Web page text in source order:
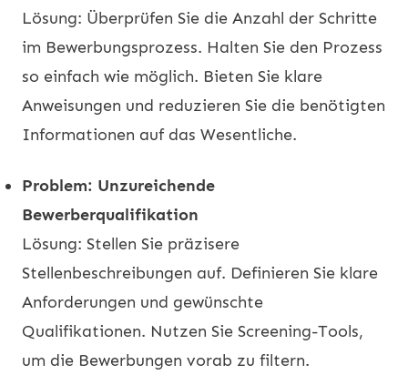
Lösung: Überprüfen Sie die Anzahl der Schritte
im Bewerbungsprozess. Halten Sie den Prozess
so einfach wie möglich. Bieten Sie klare
Anweisungen und reduzieren Sie die benötigten
Informationen auf das Wesentliche.
Problem: Unzureichende
Bewerberqualifikation
Lösung: Stellen Sie präzisere
Stellenbeschreibungen auf. Definieren Sie klare
Anforderungen und gewünschte
Qualifikationen. Nutzen Sie Screening-Tools,
um die Bewerbungen vorab zu filtern.